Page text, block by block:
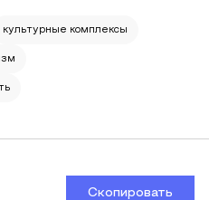
культурные комплексы
Скопировать